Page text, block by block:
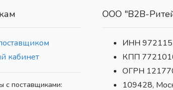
кабинет
с поставщиками:
ООО "В2В-
ИНН
КПП
ОГРН
109428,